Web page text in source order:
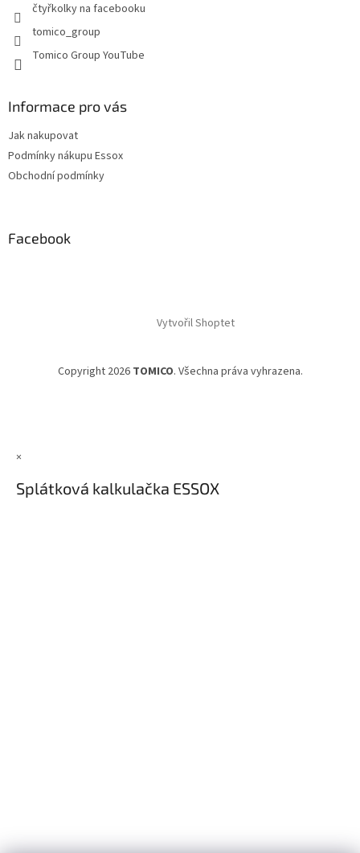
čtyřkolky na facebooku
tomico_group
Tomico Group YouTube
Informace pro vás
Jak nakupovat
Podmínky nákupu Essox
Obchodní podmínky
Facebook
Vytvořil Shoptet
Copyright 2026 TOMICO. Všechna práva vyhrazena.
×
Splátková kalkulačka ESSOX